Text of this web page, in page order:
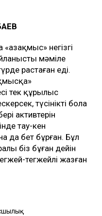
негізгі
мәміле
растаған еді.
тек құрылыс
түсінікті бола
активтерін
тау-кен
да бет бұрған. Бұл
біз бұған дейін
егжей-тегжейлі жазған